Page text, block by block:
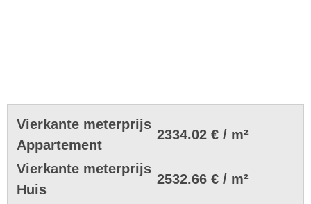
Vierkante meterprijs
Appartement
2334.02 € / m²
Vierkante meterprijs
Huis
2532.66 € / m²